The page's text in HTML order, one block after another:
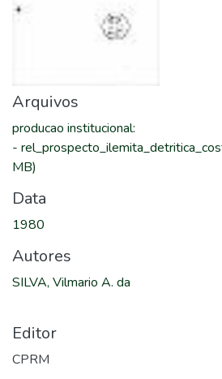
Arquivos
producao institucional:
-
MB)
Data
1980
Autores
SILVA, Vilmario A. da
Editor
CPRM